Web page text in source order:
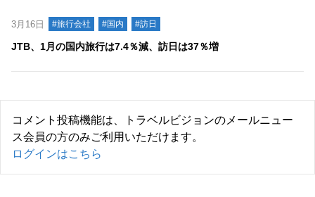
3月16日 #旅行会社 #国内 #訪日
JTB、1月の国内旅行は7.4％減、訪日は37％増
コメント投稿機能は、トラベルビジョンのメールニュー
ス会員の方のみご利用いただけます。
ログインはこちら